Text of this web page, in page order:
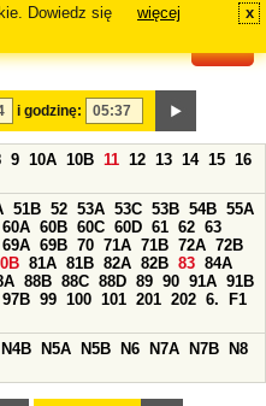
Dowiedz się
więcej x
i godzinę:
9 10A 10B 11 12 13 14 15 16
51B 52 53A 53C 53B 54B 55A
60A 60B 60C 60D 61 62 63
69A 69B 70 71A 71B 72A 72B
81A 81B 82A 82B 83 84A
88B 88C 88D 89 90 91A 91B
97B 99 100 101 201 202 6.
F1
N4B N5A N5B N6 N7A N7B
N8